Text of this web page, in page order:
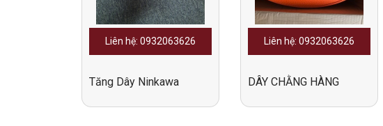
Tăng Dây Ninkawa
Liên hệ: 0932063626
DÂY CHẰNG HÀNG
Liên hệ: 0932063626